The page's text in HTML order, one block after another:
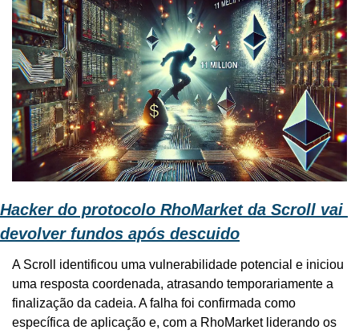
Hacker do protocolo RhoMarket da Scroll vai
devolver fundos após descuido
A Scroll identificou uma vulnerabilidade potencial e iniciou
uma resposta coordenada, atrasando temporariamente a
finalização da cadeia. A falha foi confirmada como
específica de aplicação e, com a RhoMarket liderando os